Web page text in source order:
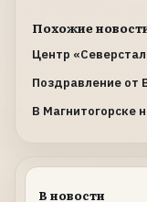
Похожие
Центр
Поздравление от
В Магнитогорске
В новости